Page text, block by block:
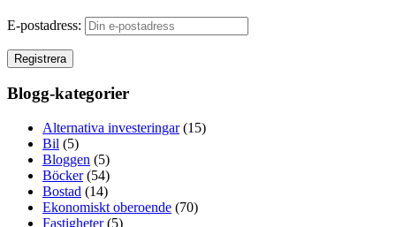
E-postadress:
Blogg-kategorier
Alternativa investeringar(15)
Bil (5)
Bloggen (5)
Böcker(54)
Bostad (14)
Ekonomiskt oberoende (70)
Fastigheter(5)